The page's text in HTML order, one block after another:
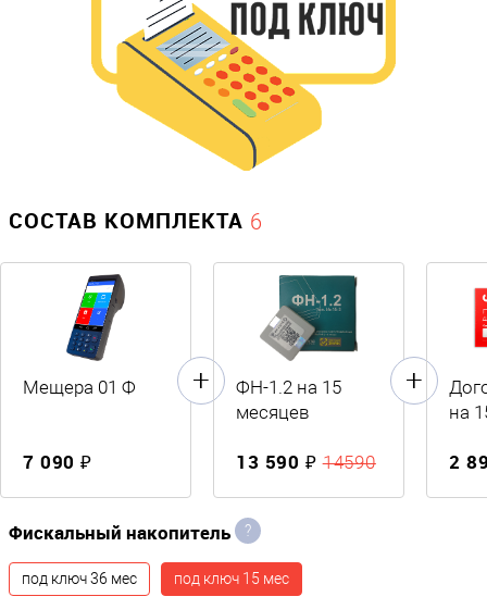
СОСТАВ КОМПЛЕКТА 6
Мещера 01 Ф
7 090 ₽
ФН-1.2 на 15
месяцев
13 590 ₽14590
на
2
Фискальный накопитель ?
под ключ 36 мес под ключ 15 мес